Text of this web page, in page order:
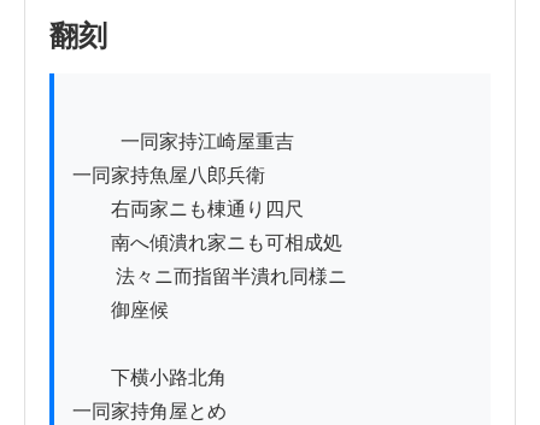
翻刻
一同家持魚屋八郎兵衛
右両家ニも棟通り四尺
南へ傾潰れ家ニも可相成処
御座候
下横小路北角
一同家持角屋とめ